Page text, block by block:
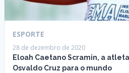
ESPORTE
28 de dezembro de 2020
Eloah Caetano Scramin, a
Osvaldo Cruz para o mundo